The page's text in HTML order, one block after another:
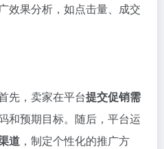
效果分析，如点击量、成交
先，卖家在平台提交促销需
和预期目标。随后，平台运
道 ，制定个性化的推广方